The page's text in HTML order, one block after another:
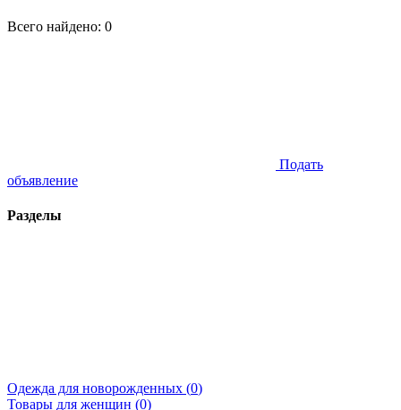
Всего найдено: 0
Подать
объявление
Разделы
Одежда для новорожденных (0)
Товары для женщин (0)